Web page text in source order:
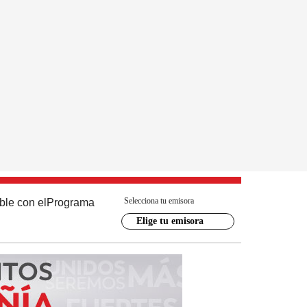
con el Programa Selecciona tu emisora
Elige tu emisora